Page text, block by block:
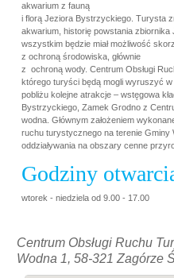
akwarium z fauną
i florą Jeziora Bystrzyckiego. Turysta
akwarium, historię powstania
wszystkim będzie miał możliwość
z ochroną środowiska, głównie
z ochroną wody. Centrum Obsługi
którego turyści będą mogli wyruszyć
pobliżu kolejne atrakcje – wstęgowa
Bystrzyckiego, Zamek Grodno z
wodna. Głównym założeniem
ruchu turystycznego na terenie Gminy
oddziaływania na obszary cenne
Godziny
wtorek - niedziela od 9.00 - 17.00
Centrum Obsługi Ruchu
Wodna 1, 58-321 Zagórze